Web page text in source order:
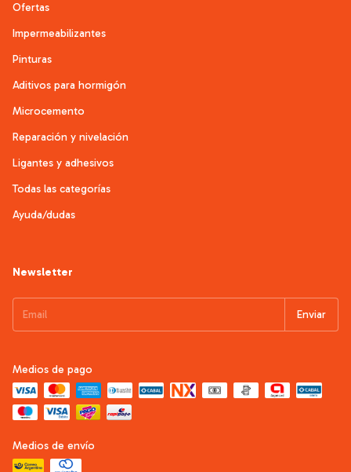
Ofertas
Impermeabilizantes
Pinturas
Aditivos para hormigón
Microcemento
Reparación y nivelación
Ligantes y adhesivos
Todas las categorías
Ayuda/dudas
Newsletter
Medios de pago
Medios de envío